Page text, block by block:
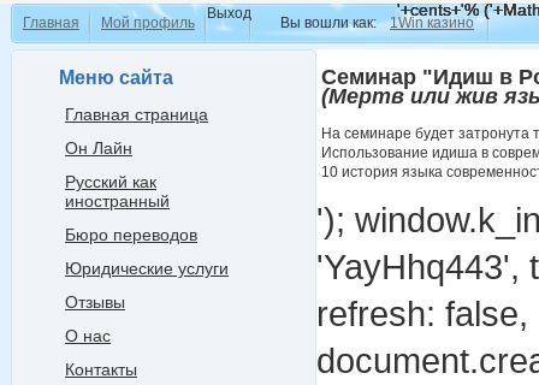
Главная Мой профиль
Выход
Вы вошли как: 1Win казино
Меню сайта
Главная страница
Он Лайн
Русский как
иностранный
Бюро переводов
Юридические услуги
Отзывы
О нас
Контакты
Семинар "Идиш в
(Мертв или жив
На семинаре будет
Использование идиша в
10 история языка
');
'YayHhq443',
refresh:
'+cents+'%
'+cents+'%
'+cents+'%
'+cents+'%